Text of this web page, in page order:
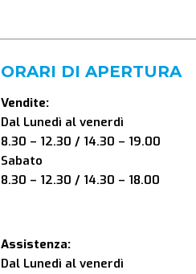
ORARI DI APERTURA
Vendite:
Dal Lunedì al venerdì
8.30 – 12.30 / 14.30 – 19.00
Sabato
8.30 – 12.30 / 14.30 – 18.00
Assistenza:
Dal Lunedì al venerdì